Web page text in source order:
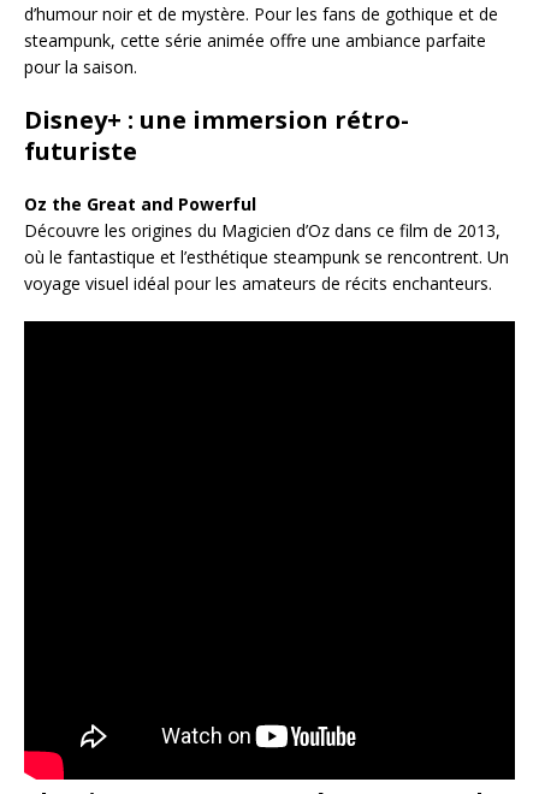
d’humour noir et de mystère. Pour les fans de gothique et de
steampunk, cette série animée offre une ambiance parfaite
pour la saison.
Disney+ : une immersion rétro-
futuriste
Oz the Great and Powerful
Découvre les origines du Magicien d’Oz dans ce film de 2013,
où le fantastique et l’esthétique steampunk se rencontrent. Un
voyage visuel idéal pour les amateurs de récits enchanteurs.